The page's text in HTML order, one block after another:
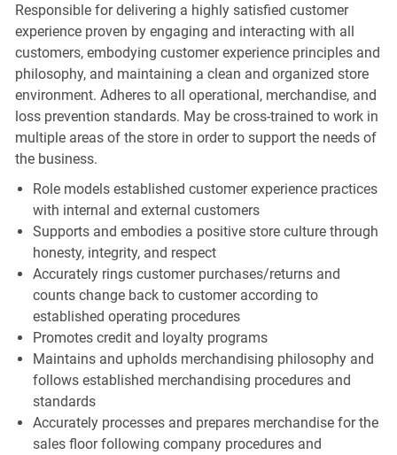
Responsible for delivering a highly satisfied customer
experience proven by engaging and interacting with all
customers, embodying customer experience principles and
philosophy, and maintaining a clean and organized store
environment. Adheres to all operational, merchandise, and
loss prevention standards. May be cross-trained to work in
multiple areas of the store in order to support the needs of
the business.
Role models established customer experience practices
with internal and external customers
Supports and embodies a positive store culture through
honesty, integrity, and respect
Accurately rings customer purchases/returns and
counts change back to customer according to
established operating procedures
Promotes credit and loyalty programs
Maintains and upholds merchandising philosophy and
follows established merchandising procedures and
standards
Accurately processes and prepares merchandise for the
sales floor following company procedures and